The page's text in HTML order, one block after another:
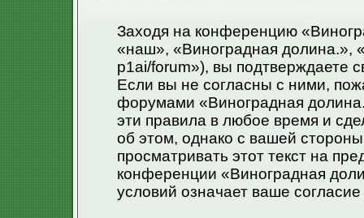
Заходя на конференцию
«наш», «Виноградная долина.»,
p1ai/forum»), вы подтверждаете
Если вы не согласны с ними,
форумами «Виноградная
эти правила в любое время и
об этом, однако с вашей
просматривать этот текст на
конференции «Виноградная
условий означает ваше